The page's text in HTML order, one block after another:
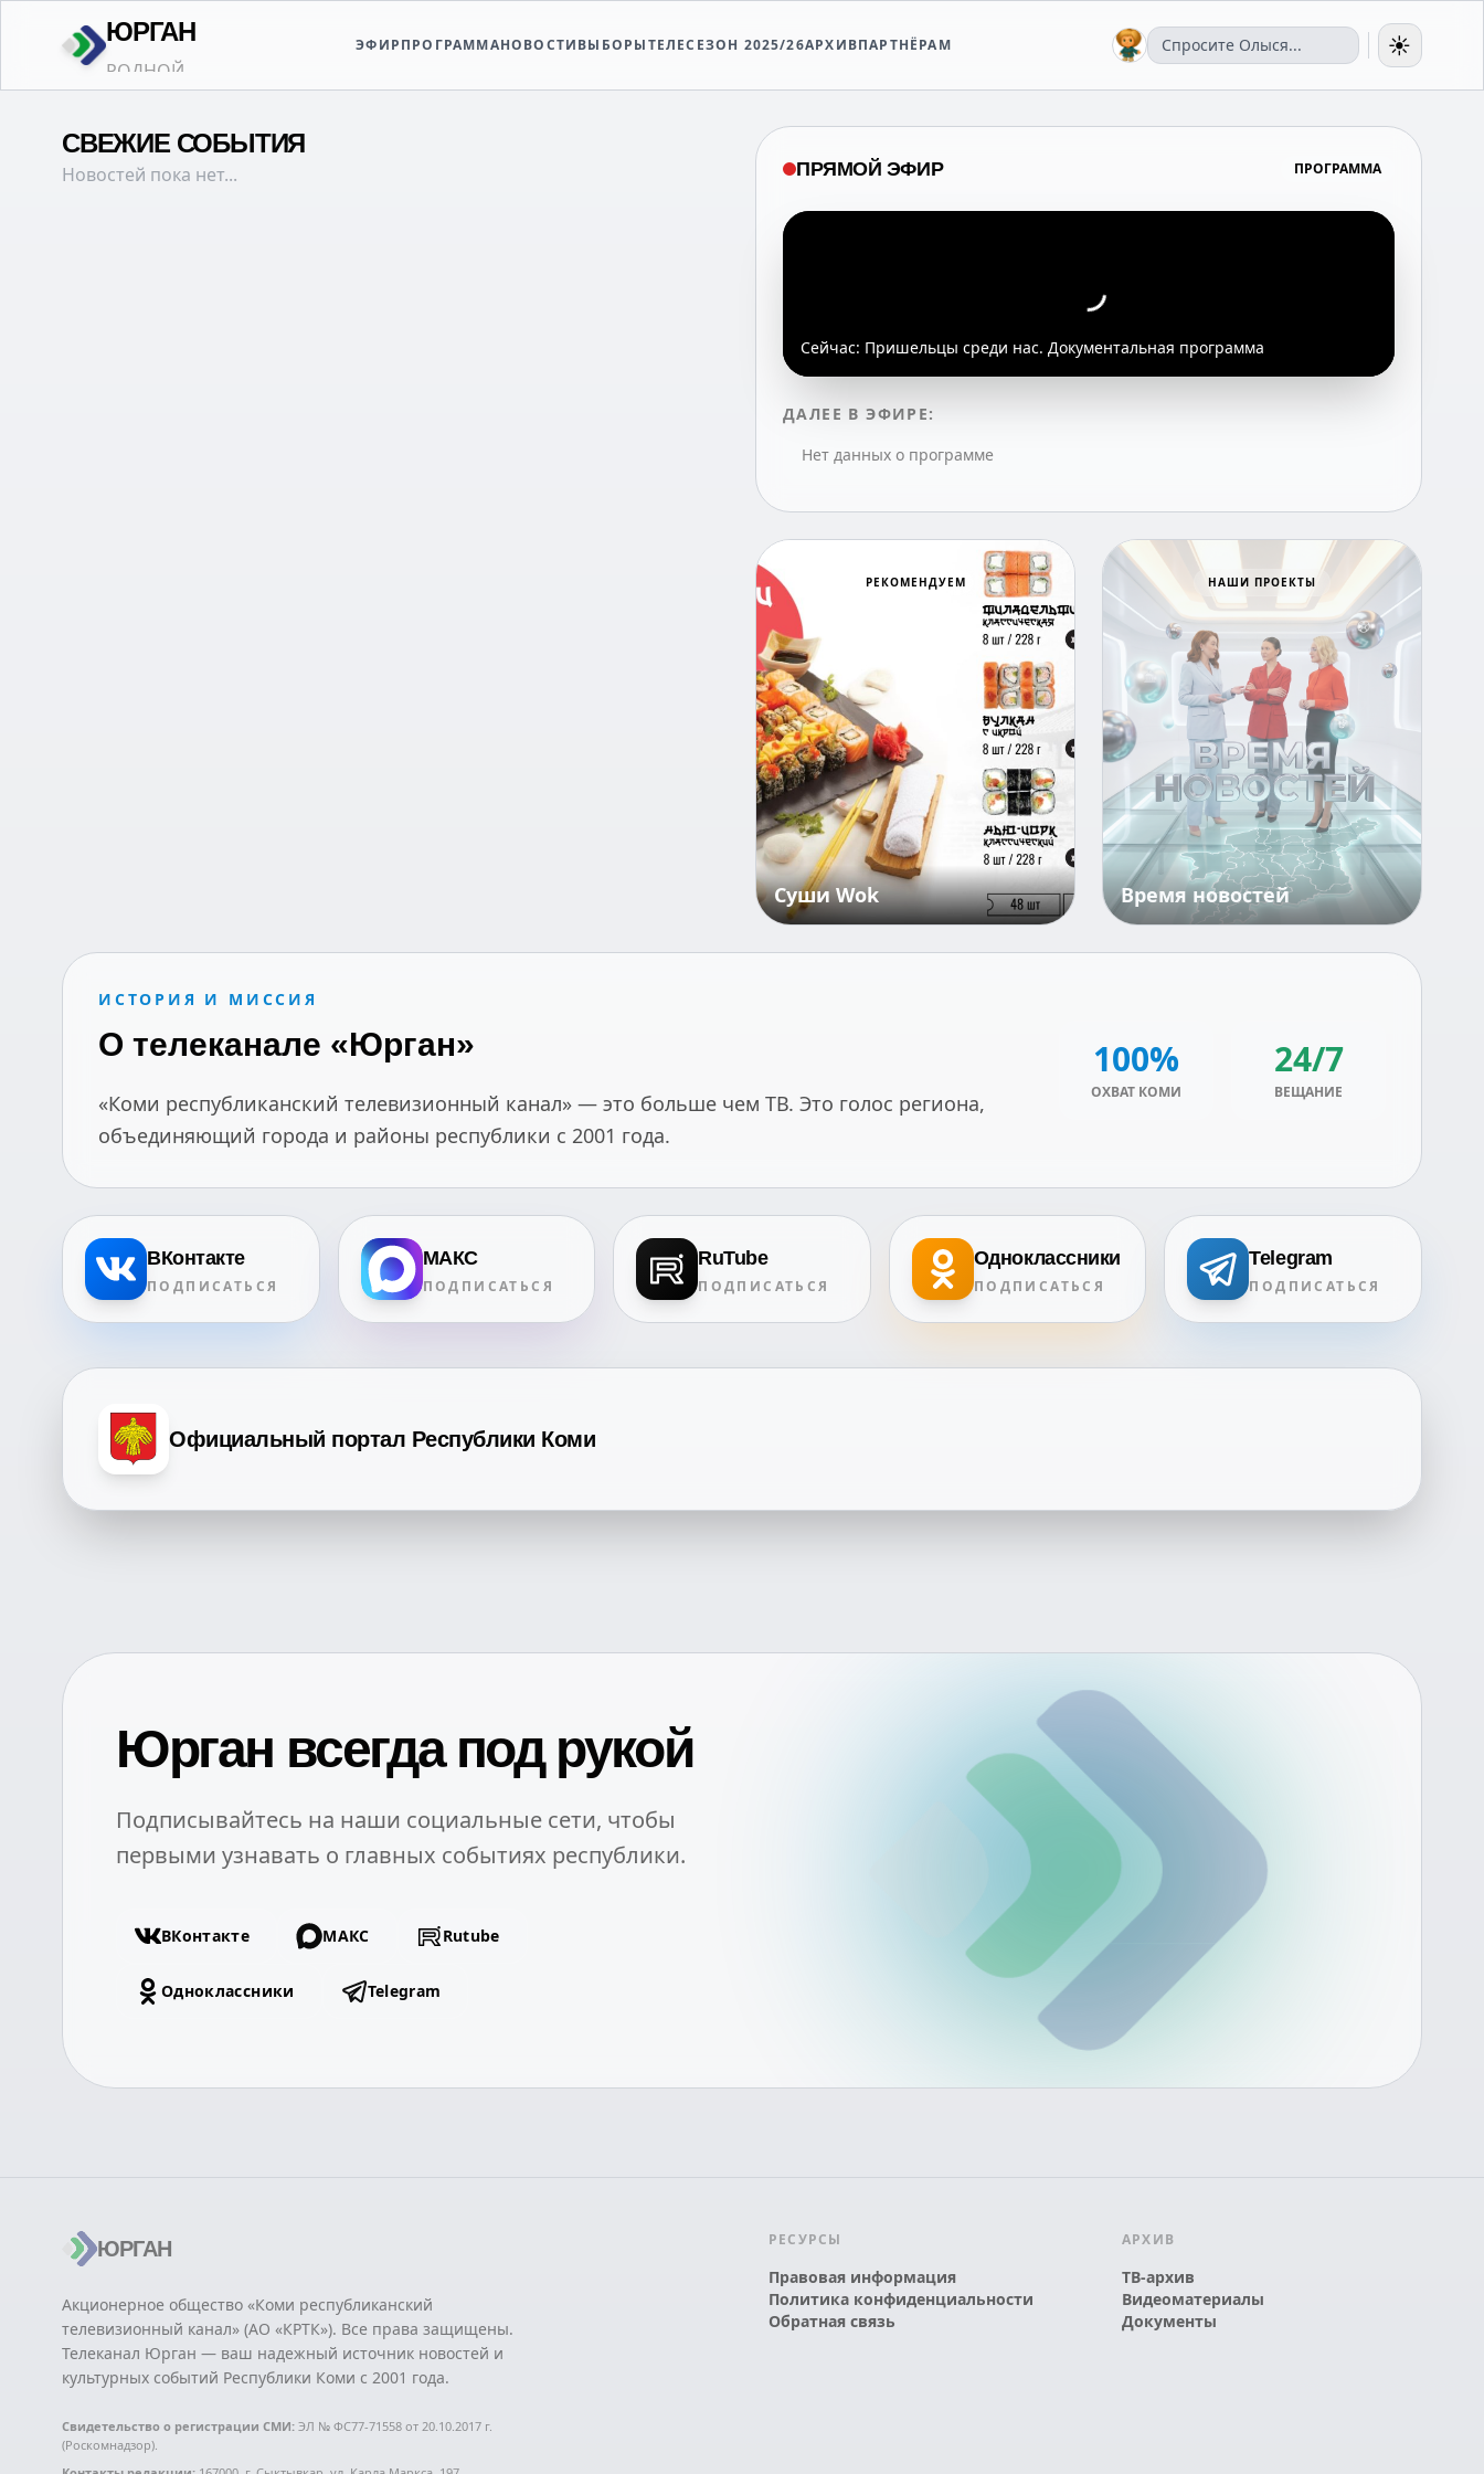
ЮРГАН
РОДНОЙ
ЭФИРПРОГРАММАНОВОСТИВЫБОРЫТЕЛЕСЕЗОН 2025/26АРХИВПАРТНЁРАМ ☀️
СВЕЖИЕ СОБЫТИЯ
Новостей пока нет... ПРЯМОЙ ЭФИР ПРОГРАММА
Сейчас: Пришельцы среди нас. Документальная программа
ДАЛЕЕ В ЭФИРЕ:
Нет данных о программе
РЕКОМЕНДУЕМ
Суши Wok
НАШИ ПРОЕКТЫ
Всё для победы
ИСТОРИЯ И МИССИЯ
О телеканале «Юрган»
«Коми республиканский телевизионный канал» — это больше чем ТВ. Это голос региона,
объединяющий города и районы республики с 2001 года.
100%
ОХВАТ КОМИ
24/7
ВЕЩАНИЕ
ВКонтакте
ПОДПИСАТЬСЯ
МАКС
ПОДПИСАТЬСЯ
RuTube
ПОДПИСАТЬСЯ
Одноклассники
ПОДПИСАТЬСЯ
Telegram
ПОДПИСАТЬСЯ
Официальный портал Республики Коми
Юрган всегда под рукой
Подписывайтесь на наши социальные сети, чтобы
первыми узнавать о главных событиях республики.
ВКонтакте МАКС Rutube
Одноклассники Telegram
ЮРГАН
Акционерное общество «Коми республиканский
телевизионный канал» (АО «КРТК»). Все права защищены.
Телеканал Юрган — ваш надежный источник новостей и
культурных событий Республики Коми с 2001 года.
Свидетельство о регистрации СМИ: ЭЛ № ФС77-71558 от 20.10.2017 г.
(Роскомнадзор).
РЕСУРСЫ
Правовая информация
Политика конфиденциальности
Обратная связь
АРХИВ
ТВ-архив
Видеоматериалы
Документы